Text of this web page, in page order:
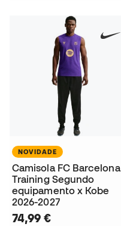
NOVIDADE
Camisola FC Barcelona
Training Segundo
equipamento x Kobe
2026-2027
74,99 €